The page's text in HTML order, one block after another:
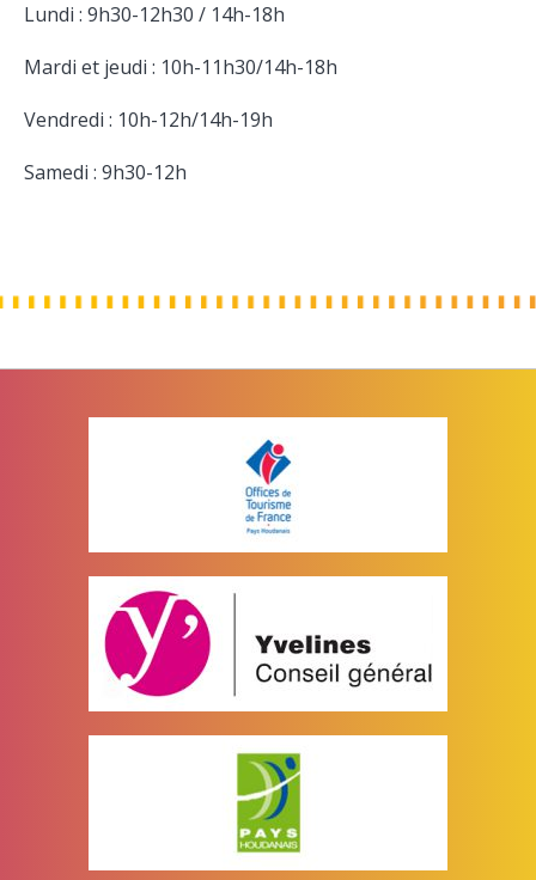
Lundi : 9h30-12h30 / 14h-18h
Mardi et jeudi : 10h-11h30/14h-18h
Vendredi : 10h-12h/14h-19h
Samedi : 9h30-12h